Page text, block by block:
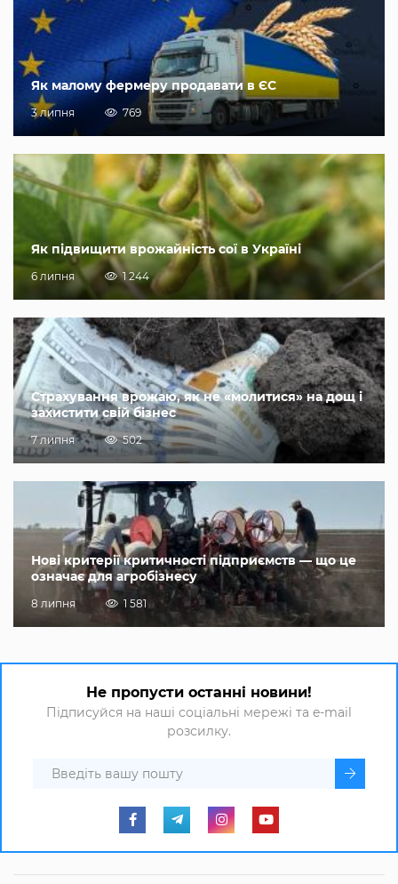
Як малому фермеру продавати в ЄС
3 липня 769
Як підвищити врожайність сої в Україні
6 липня 1 244
Страхування врожаю, як не «молитися» на дощ і
захистити свій бізнес
7 липня 502
Нові критерії критичності підприємств — що це
означає для агробізнесу
8 липня 1 581
Не пропусти останні новини!
Підписуйся на наші соціальні мережі та e-mail
розсилку.